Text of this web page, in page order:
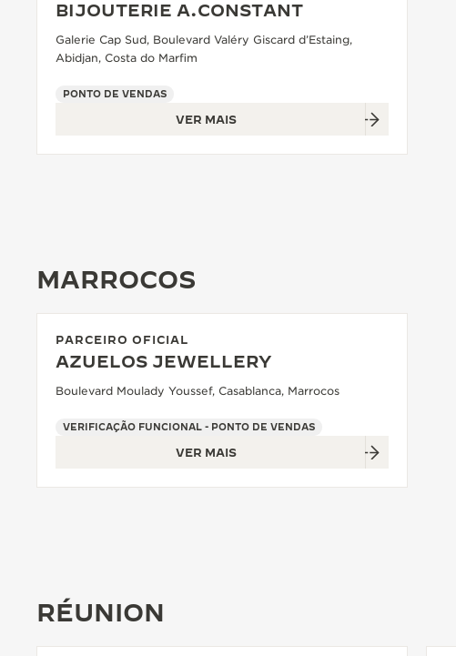
BIJOUTERIE A.CONSTANT
Galerie Cap Sud, Boulevard Valéry Giscard d’Estaing,
Abidjan, Costa do Marfim
PONTO DE VENDAS
VER MAIS
MARROCOS
PARCEIRO OFICIAL
AZUELOS JEWELLERY
Boulevard Moulady Youssef, Casablanca, Marrocos
VERIFICAÇÃO FUNCIONAL - PONTO DE VENDAS
VER MAIS
RÉUNION